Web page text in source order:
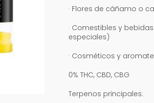
· Flores de cáñamo o
· Comestibles y
especiales)
· Cosméticos y
0% THC, CBD, CBG
Terpenos principales: